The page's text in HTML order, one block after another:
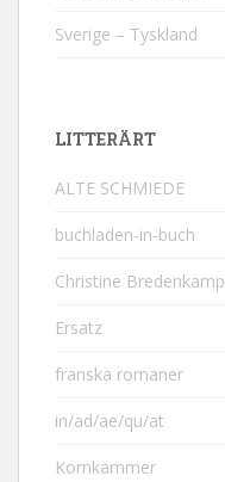
Sverige – Tyskland
LITTERÄRT
ALTE SCHMIEDE
buchladen-in-buch
Christine Bredenkamp
Ersatz
franska romaner
in/ad/ae/qu/at
Kornkammer